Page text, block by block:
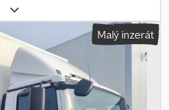
Malý inzerát